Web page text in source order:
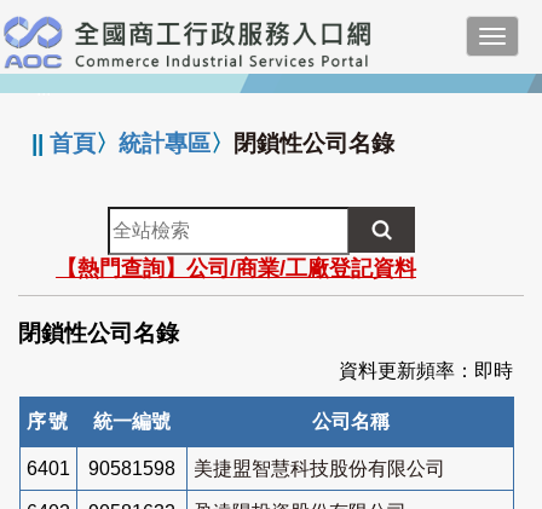
跳
到
主
要
:::
||首頁〉統計專區〉 閉鎖性公司名錄
全
站
檢
索
【熱門查詢】公司/商業/工廠登記資料
閉鎖性公司名錄
資料更新頻率：即時
序號 統一編號 公司名稱
6401 90581598 美捷盟智慧科技股份有限公司